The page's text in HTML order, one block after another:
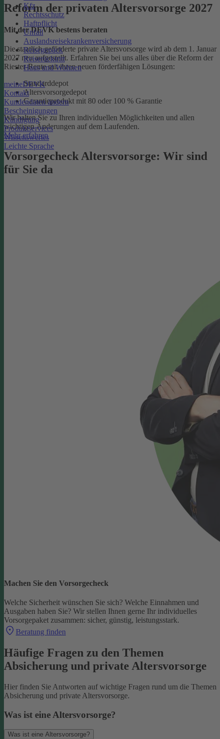
Kfz
Rechtsschutz
Haftpflicht
Unfall
Auslandsreisekrankenversicherung
Reisegepäck
Reiserücktritt
Haus und Wohnen
meineDEVK
Kontakt
Kundendaten ändern
Bescheinigungen
Kündigung
Produktservices
Wissenswertes
Leichte Sprache
Reform der privaten Altersvorsorge 2027
Mit der DEVK bestens beraten
Die staatlich geförderte private Altersvorsorge wird ab dem 1. Januar
2027 neu aufgestellt. Erfahren Sie bei uns alles über die Reform der
Riester-Rente mit ihren neuen förderfähigen Lösungen:
Standarddepot
Altersvorsorgedepot
Garantieprodukt mit 80 oder 100 % Garantie
Wir halten Sie zu Ihren individuellen Möglichkeiten und allen
wichtigen Änderungen auf dem Laufenden.
Mehr erfahren
Vorsorgecheck Altersvorsorge:­ Wir sind
für Sie da
Machen Sie den Vorsorgecheck
Welche Sicherheit wünschen Sie sich? Welche Einnahmen und
Ausgaben haben Sie? Wir stellen Ihnen gerne Ihr individuelles
Vorsorgepaket zusammen: sicher, günstig, leistungsstark.
Beratung finden
Häufige Fragen zu den Themen
Absicherung und private Altersvorsorge
Hier finden Sie Antworten auf wichtige Fragen rund um die Themen
Absicherung und private Altersvorsorge.
Was ist eine Altersvorsorge?
Was ist eine Altersvorsorge?